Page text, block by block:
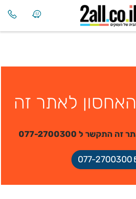
לאתר זה
ל 077-2700300
077-2700300